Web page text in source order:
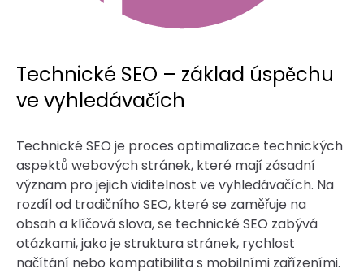
Technické SEO – základ úspěchu
ve vyhledávačích
Technické SEO je proces optimalizace technických
aspektů webových stránek, které mají zásadní
význam pro jejich viditelnost ve vyhledávačích. Na
rozdíl od tradičního SEO, které se zaměřuje na
obsah a klíčová slova, se technické SEO zabývá
otázkami, jako je struktura stránek, rychlost
načítání nebo kompatibilita s mobilními zařízeními.